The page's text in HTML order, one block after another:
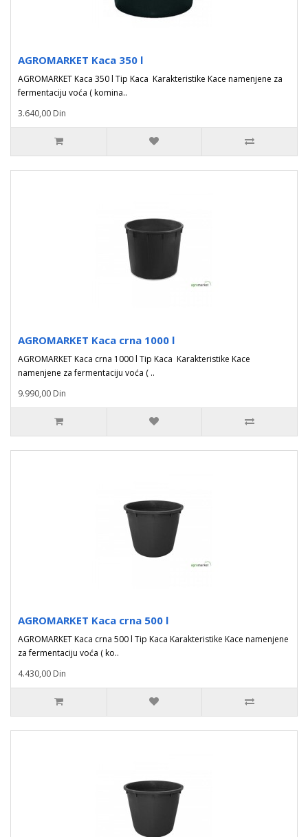
AGROMARKET Kaca 350 l
AGROMARKET Kaca 350 l Tip Kaca Karakteristike Kace namenjene za
fermentaciju voća ( komina..
3.640,00 Din
AGROMARKET Kaca crna 1000 l
AGROMARKET Kaca crna 1000 l Tip Kaca Karakteristike Kace
namenjene za fermentaciju voća ( ..
9.990,00 Din
AGROMARKET Kaca crna 500 l
AGROMARKET Kaca crna 500 l Tip Kaca Karakteristike Kace namenjene
za fermentaciju voća ( ko..
4.430,00 Din